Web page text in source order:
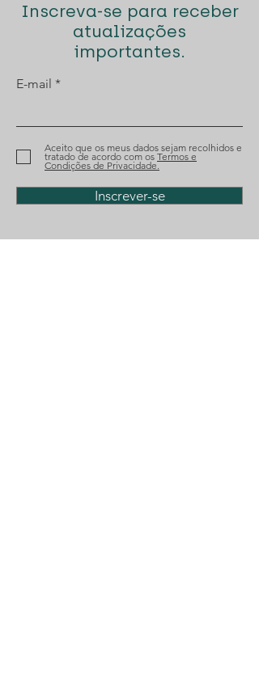
Diogo Santana Lopes
novamente nomeado
Inscreva-se para receber
atualizações
importantes.
E-mail
Aceito que os meus dados sejam recolhidos e
tratado de acordo com os Termos e
Condições de Privacidade.
Inscrever-se